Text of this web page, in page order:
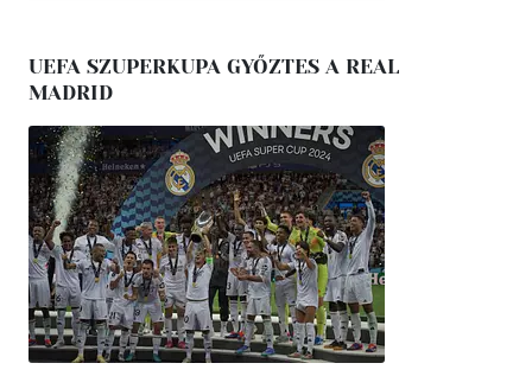
UEFA SZUPERKUPA GYŐZTES A REAL
MADRID